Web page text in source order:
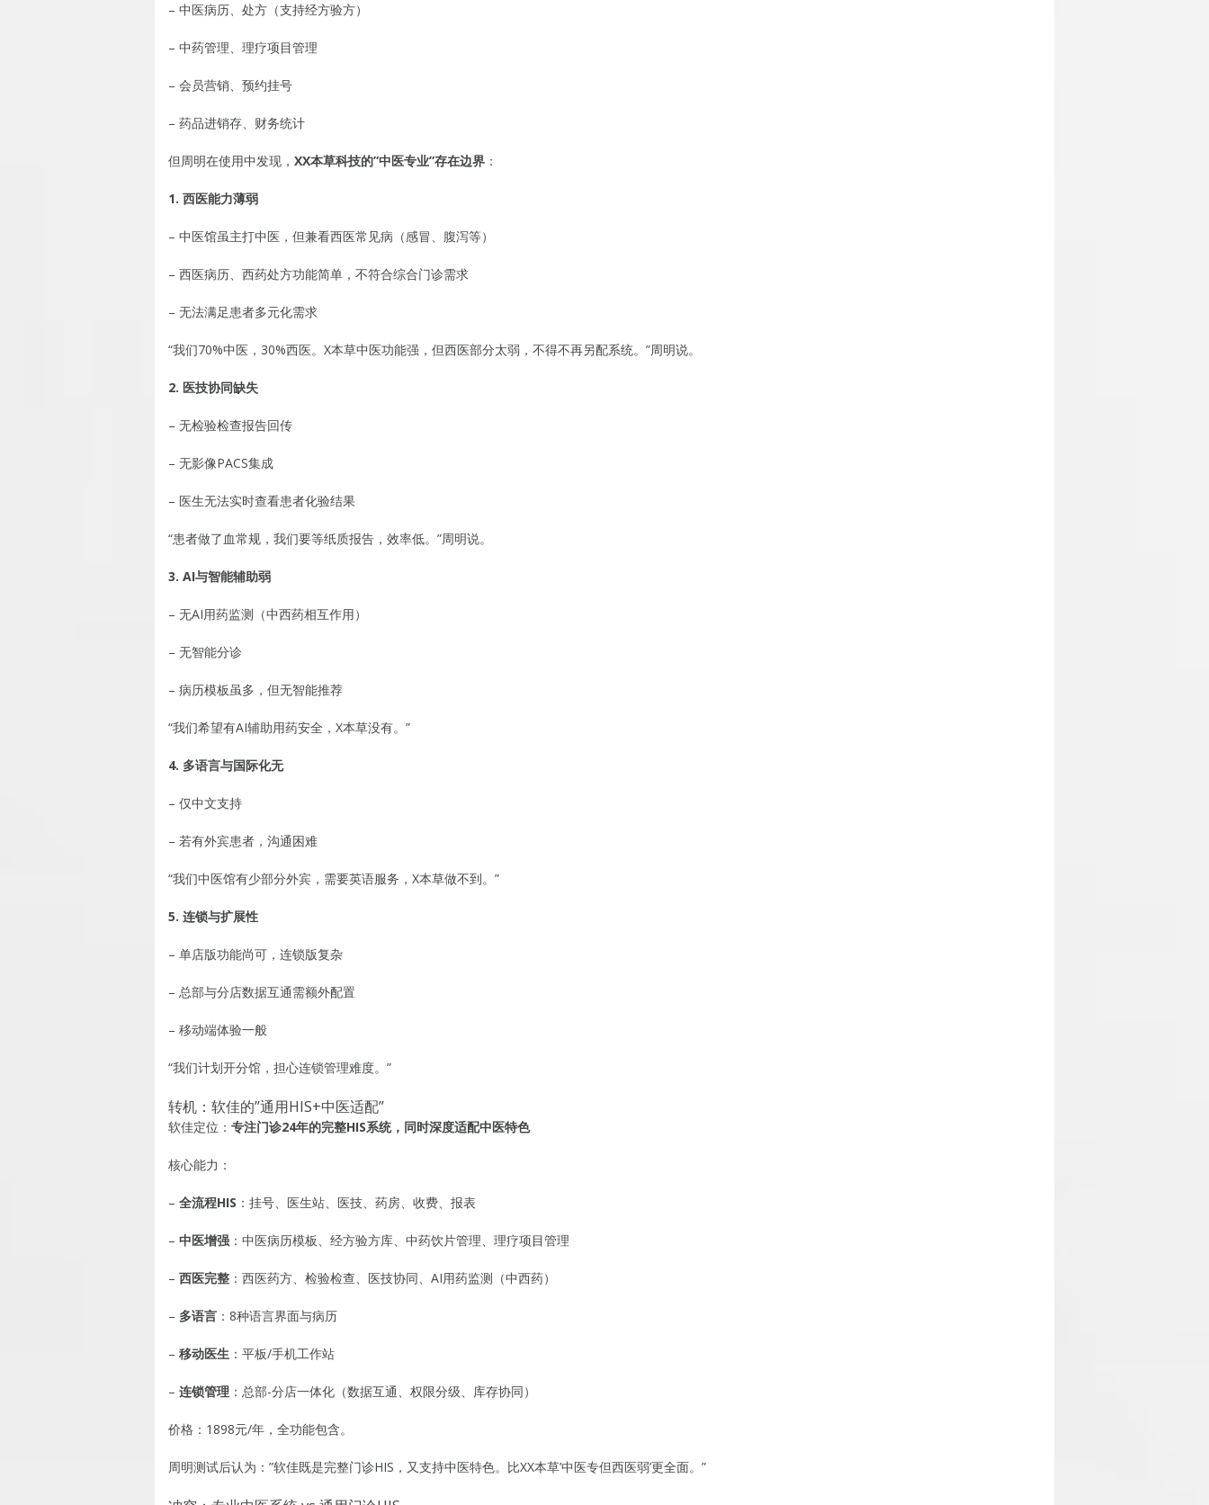
– 中医病历、处方（支持经方验方）
– 中药管理、理疗项目管理
– 会员营销、预约挂号
– 药品进销存、财务统计
但周明在使用中发现， XX本草科技的”中医专业”存在边界 ：
1. 西医能力薄弱
– 中医馆虽主打中医，但兼看西医常见病（感冒、腹泻等）
– 西医病历、西药处方功能简单，不符合综合门诊需求
– 无法满足患者多元化需求
“我们70%中医，30%西医。X本草中医功能强，但西医部分太弱，不得不再另配系统。”周明说。
2. 医技协同缺失
– 无检验检查报告回传
– 无影像PACS集成
– 医生无法实时查看患者化验结果
“患者做了血常规，我们要等纸质报告，效率低。”周明说。
3. AI与智能辅助弱
– 无AI用药监测（中西药相互作用）
– 无智能分诊
– 病历模板虽多，但无智能推荐
“我们希望有AI辅助用药安全，X本草没有。”
4. 多语言与国际化无
– 仅中文支持
– 若有外宾患者，沟通困难
“我们中医馆有少部分外宾，需要英语服务，X本草做不到。”
5. 连锁与扩展性
– 单店版功能尚可，连锁版复杂
– 总部与分店数据互通需额外配置
– 移动端体验一般
“我们计划开分馆，担心连锁管理难度。”
转机：软佳的”通用HIS+中医适配”
软佳定位： 专注门诊24年的完整HIS系统，同时深度适配中医特色
核心能力：
– 全流程HIS ：挂号、医生站、医技、药房、收费、报表
– 中医增强 ：中医病历模板、经方验方库、中药饮片管理、理疗项目管理
– 西医完整 ：西医药方、检验检查、医技协同、AI用药监测（中西药）
– 多语言 ：8种语言界面与病历
– 移动医生 ：平板/手机工作站
– 连锁管理 ：总部-分店一体化（数据互通、权限分级、库存协同）
价格：1898元/年，全功能包含。
周明测试后认为：”软佳既是完整门诊HIS，又支持中医特色。比XX本草’中医专但西医弱’更全面。”